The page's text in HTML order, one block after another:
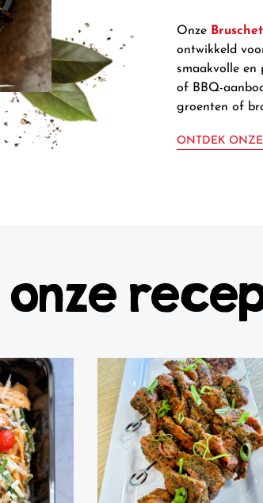
Onze
ontwikkeld
smaakvolle en
of BBQ-
groenten of
ONTDEK ONZE